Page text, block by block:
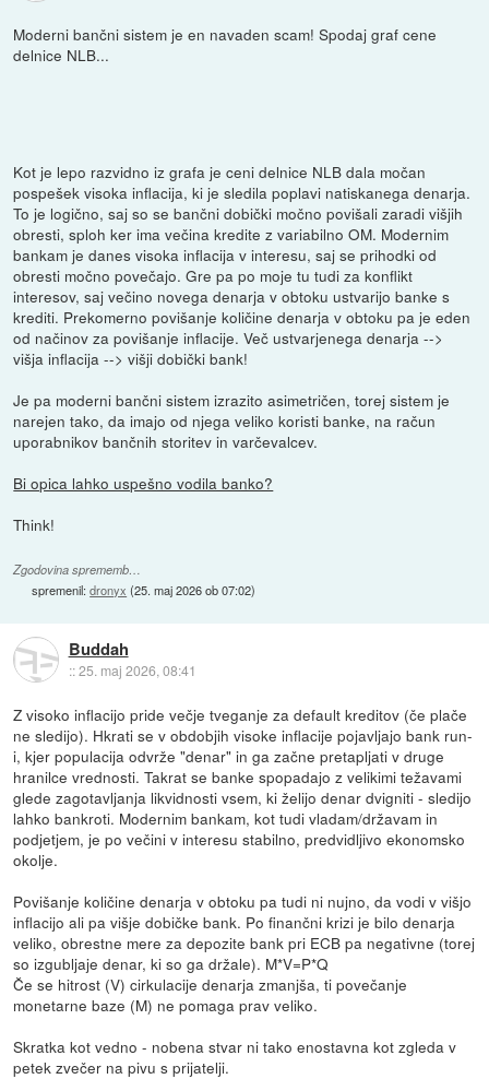
Moderni bančni sistem je en navaden scam! Spodaj graf cene
delnice NLB...
Kot je lepo razvidno iz grafa je ceni delnice NLB dala močan
pospešek visoka inflacija, ki je sledila poplavi natiskanega denarja.
To je logično, saj so se bančni dobički močno povišali zaradi višjih
obresti, sploh ker ima večina kredite z variabilno OM. Modernim
bankam je danes visoka inflacija v interesu, saj se prihodki od
obresti močno povečajo. Gre pa po moje tu tudi za konflikt
interesov, saj večino novega denarja v obtoku ustvarijo banke s
krediti. Prekomerno povišanje količine denarja v obtoku pa je eden
od načinov za povišanje inflacije. Več ustvarjenega denarja -->
višja inflacija --> višji dobički bank!
Je pa moderni bančni sistem izrazito asimetričen, torej sistem je
narejen tako, da imajo od njega veliko koristi banke, na račun
uporabnikov bančnih storitev in varčevalcev.
Bi opica lahko uspešno vodila banko?
Think!
Zgodovina sprememb…
spremenil:dronyx (25. maj 2026 ob 07:02)
Buddah
::25. maj 2026, 08:41
Z visoko inflacijo pride večje tveganje za default kreditov (če plače
ne sledijo). Hkrati se v obdobjih visoke inflacije pojavljajo bank run-
i, kjer populacija odvrže "denar" in ga začne pretapljati v druge
hranilce vrednosti. Takrat se banke spopadajo z velikimi težavami
glede zagotavljanja likvidnosti vsem, ki želijo denar dvigniti - sledijo
lahko bankroti. Modernim bankam, kot tudi vladam/državam in
podjetjem, je po večini v interesu stabilno, predvidljivo ekonomsko
okolje.
Povišanje količine denarja v obtoku pa tudi ni nujno, da vodi v višjo
inflacijo ali pa višje dobičke bank. Po finančni krizi je bilo denarja
veliko, obrestne mere za depozite bank pri ECB pa negativne (torej
so izgubljaje denar, ki so ga držale). M*V=P*Q
Če se hitrost (V) cirkulacije denarja zmanjša, ti povečanje
monetarne baze (M) ne pomaga prav veliko.
Skratka kot vedno - nobena stvar ni tako enostavna kot zgleda v
petek zvečer na pivu s prijatelji.